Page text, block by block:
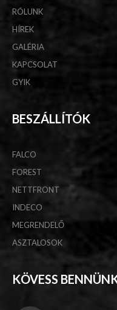
RÓLUNK
HÍREK
GALÉRIA
KAPCSOLAT
GYIK
BESZÁLLÍTÓK
FALCO
FOREST
NETTFRONT
INDECO
MEGRENDELŐ
ASZTALOSOK
KÖVESS